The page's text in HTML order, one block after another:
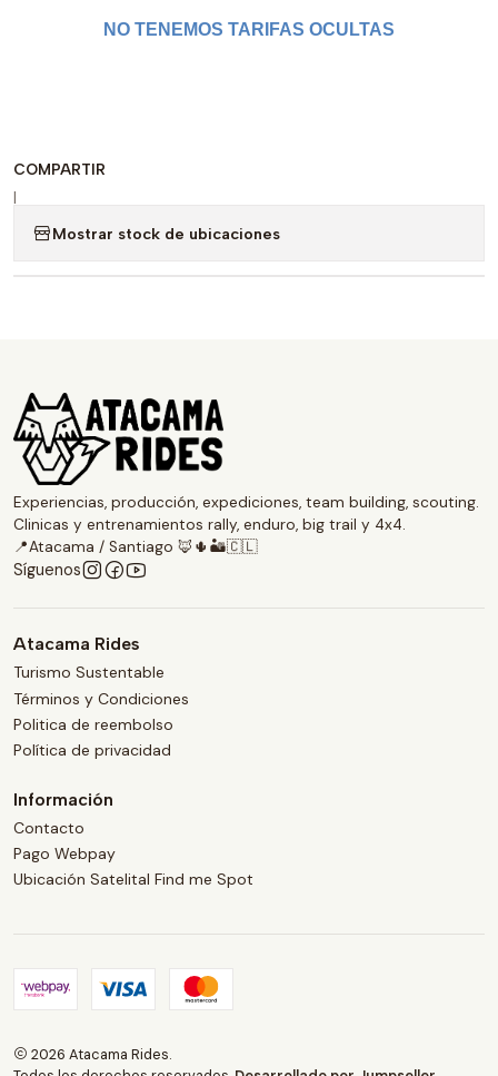
NO TENEMOS TARIFAS OCULTAS
COMPARTIR
|
Mostrar stock de ubicaciones
Experiencias, producción, expediciones, team building, scouting.
Clinicas y entrenamientos rally, enduro, big trail y 4x4.
📍Atacama / Santiago 🦊🌵🏜️🇨🇱
Síguenos
Atacama Rides
Turismo Sustentable
Términos y Condiciones
Politica de reembolso
Política de privacidad
Información
Contacto
Pago Webpay
Ubicación Satelital Find me Spot
2026 Atacama Rides.